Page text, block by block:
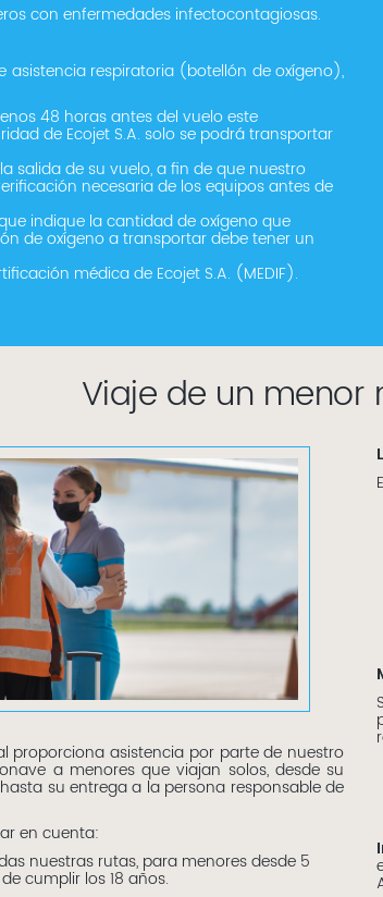
con enfermedades infectocontagiosas.
asistencia respiratoria (botellón de oxígeno),
48 horas antes del vuelo este
de Ecojet S.A. solo se podrá transportar
salida de su vuelo, a fin de que nuestro
necesaria de los equipos antes de
indique la cantidad de oxígeno que
de oxígeno a transportar debe tener un
médica de Ecojet S.A. (MEDIF).
Viaje de un
proporciona asistencia por parte de nuestro
a menores que viajan solos, desde su
su entrega a la persona responsable de
en cuenta:
nuestras rutas, para menores desde 5
cumplir los 18 años.